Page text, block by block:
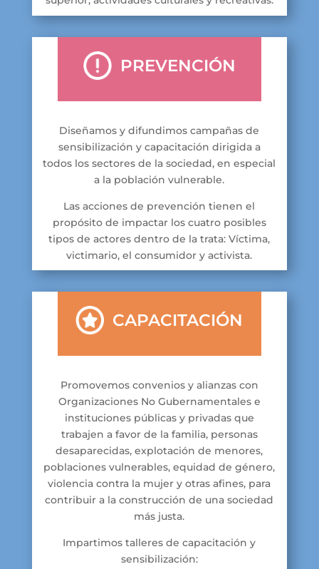
PREVENCIÓN
Diseñamos y difundimos campañas de
sensibilización y capacitación dirigida a
todos los sectores de la sociedad, en especial
a la población vulnerable.
Las acciones de prevención tienen el
propósito de impactar los cuatro posibles
tipos de actores dentro de la trata: Víctima,
victimario, el consumidor y activista.
CAPACITACIÓN
Promovemos convenios y alianzas con
Organizaciones No Gubernamentales e
instituciones públicas y privadas que
trabajen a favor de la familia, personas
desaparecidas, explotación de menores,
poblaciones vulnerables, equidad de género,
violencia contra la mujer y otras afines, para
contribuir a la construcción de una sociedad
más justa.
Impartimos talleres de capacitación y
sensibilización: